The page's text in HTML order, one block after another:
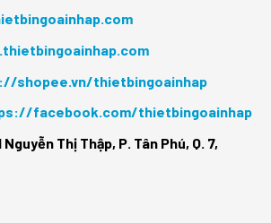
shopee.vn/thietbingoainhap
facebook.com/thietbingoainhap
Thị Thập, P. Tân Phú, Q. 7,